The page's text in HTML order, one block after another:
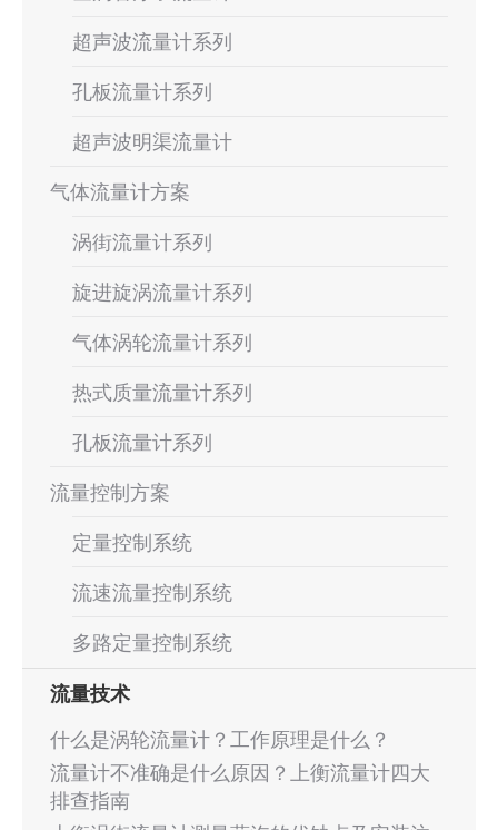
超声波流量计系列
孔板流量计系列
超声波明渠流量计
气体流量计方案
涡街流量计系列
旋进旋涡流量计系列
气体涡轮流量计系列
热式质量流量计系列
孔板流量计系列
流量控制方案
定量控制系统
流速流量控制系统
多路定量控制系统
流量技术
什么是涡轮流量计？工作原理是什么？
流量计不准确是什么原因？上衡流量计四大
排查指南